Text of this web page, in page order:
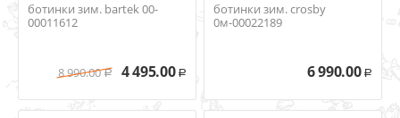
ботинки зим. bartek 00-
00011612
8 990.00 Р 4 495.00 Р
ботинки зим. crosby
0м-00022189
6 990.00 Р